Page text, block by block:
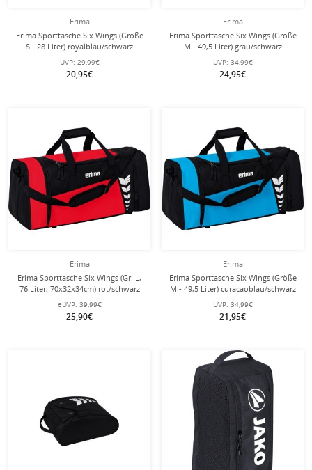
Erima
Erima Sporttasche Six Wings (Größe
S - 28 Liter) royalblau/schwarz
49x23x25cm
UVP: 29,99€
20,95€
Erima
Erima Sporttasche Six Wings (Größe
M - 49,5 Liter) grau/schwarz
61x29x28cm
UVP: 34,99€
24,95€
Erima
Erima Sporttasche Six Wings (Gr. L,
76 Liter, 70x32x34cm) rot/schwarz
eUVP: 39,99€
25,90€
Erima
Erima Sporttasche Six Wings (Größe
M - 49,5 Liter) curacaoblau/schwarz
61x29x28cm
UVP: 34,99€
21,95€